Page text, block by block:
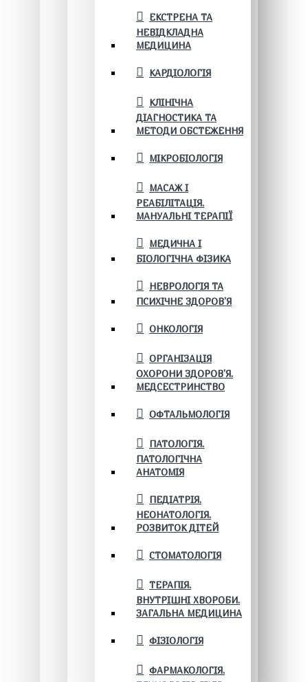
ЕКСТРЕНА ТА
НЕВІДКЛАДНА
МЕДИЦИНА
КАРДІОЛОГІЯ
КЛІНІЧНА
ДІАГНОСТИКА ТА
МЕТОДИ ОБСТЕЖЕННЯ
МІКРОБІОЛОГІЯ
МАСАЖ І
РЕАБІЛІТАЦІЯ.
МАНУАЛЬНІ ТЕРАПІЇ
МЕДИЧНА І
БІОЛОГІЧНА ФІЗИКА
НЕВРОЛОГІЯ ТА
ПСИХІЧНЕ ЗДОРОВ’Я
ОНКОЛОГІЯ
ОРГАНІЗАЦІЯ
ОХОРОНИ ЗДОРОВ'Я.
МЕДСЕСТРИНСТВО
ОФТАЛЬМОЛОГІЯ
ПАТОЛОГІЯ.
ПАТОЛОГІЧНА
АНАТОМІЯ
ПЕДІАТРІЯ.
НЕОНАТОЛОГІЯ.
РОЗВИТОК ДІТЕЙ
СТОМАТОЛОГІЯ
ТЕРАПІЯ.
ВНУТРІШНІ ХВОРОБИ.
ЗАГАЛЬНА МЕДИЦИНА
ФІЗІОЛОГІЯ
ФАРМАКОЛОГІЯ.